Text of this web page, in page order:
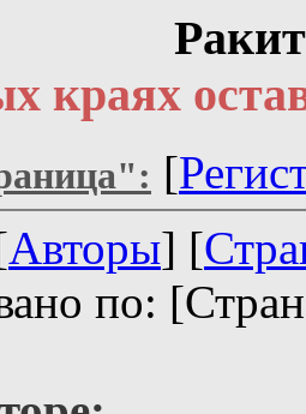
краях
[
Авторы] [
по: